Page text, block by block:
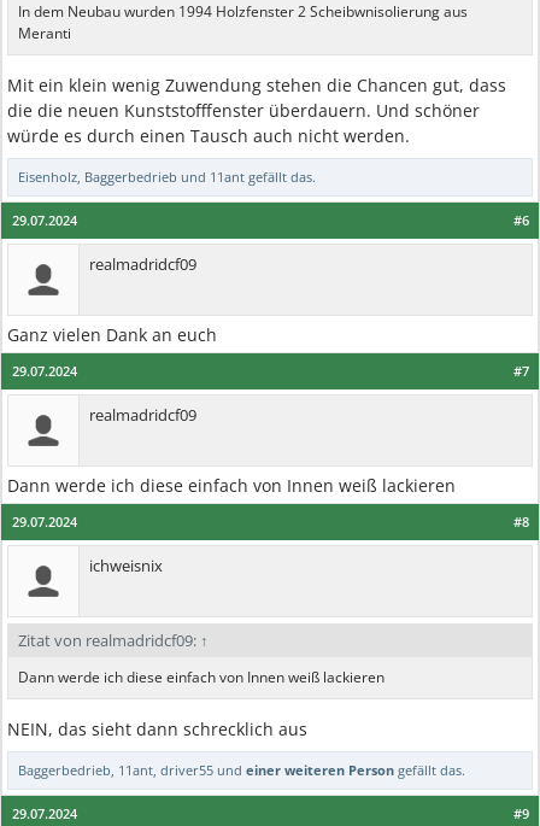
In dem Neubau wurden 1994 Holzfenster 2 Scheibwnisolierung aus
Meranti
Mit ein klein wenig Zuwendung stehen die Chancen gut, dass
die die neuen Kunststofffenster überdauern. Und schöner
würde es durch einen Tausch auch nicht werden.
Eisenholz, Baggerbedrieb und 11ant gefällt das.
#6
29.07.2024
realmadridcf09
Ganz vielen Dank an euch
#7
29.07.2024
realmadridcf09
Dann werde ich diese einfach von Innen weiß lackieren
#8
29.07.2024
ichweisnix
Zitat von realmadridcf09: ↑
Dann werde ich diese einfach von Innen weiß lackieren
NEIN, das sieht dann schrecklich aus
Baggerbedrieb, 11ant, driver55 und einer weiteren Person gefällt das.
#9
29.07.2024